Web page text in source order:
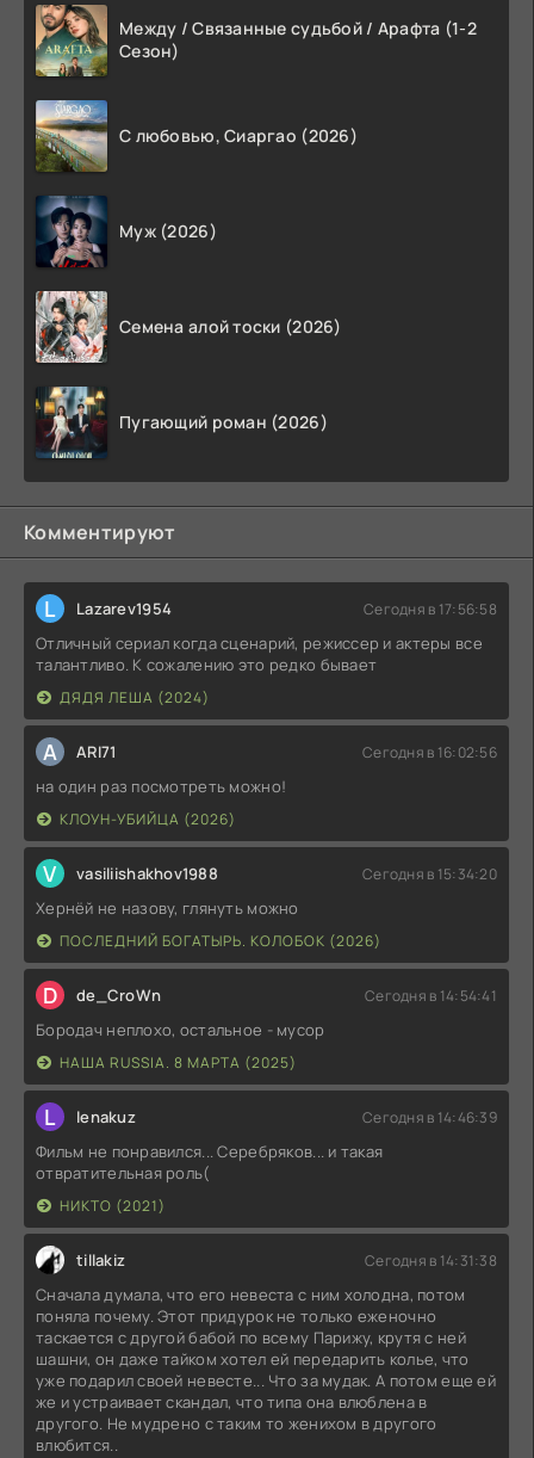
Между / Связанные судьбой / Арафта (1-2
Сезон)
С любовью, Сиаргао (2026)
Муж (2026)
Семена алой тоски (2026)
Пугающий роман (2026)
Комментируют
L Lazarev1954 Сегодня в 17:56:58
Отличный сериал когда сценарий, режиссер и актеры все
талантливо. К сожалению это редко бывает
ДЯДЯ ЛЕША (2024)
A ARI71 Сегодня в 16:02:56
на один раз посмотреть можно!
КЛОУН-УБИЙЦА (2026)
V vasiliishakhov1988 Сегодня в 15:34:20
Хернёй не назову, глянуть можно
ПОСЛЕДНИЙ БОГАТЫРЬ. КОЛОБОК (2026)
D de_CroWn Сегодня в 14:54:41
Бородач неплохо, остальное - мусор
НАША RUSSIA. 8 МАРТА (2025)
L lenakuz Сегодня в 14:46:39
Фильм не понравился... Серебряков... и такая
отвратительная роль(
НИКТО (2021)
tillakiz Сегодня в 14:31:38
Сначала думала, что его невеста с ним холодна, потом
поняла почему. Этот придурок не только еженочно
таскается с другой бабой по всему Парижу, крутя с ней
шашни, он даже тайком хотел ей передарить колье, что
уже подарил своей невесте... Что за мудак. А потом еще ей
же и устраивает скандал, что типа она влюблена в
другого. Не мудрено с таким то женихом в другого
влюбится..